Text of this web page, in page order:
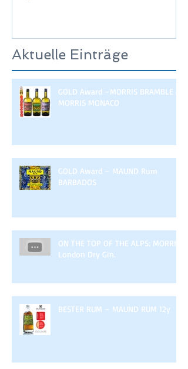
Aktuelle Einträge
GOLD Award –MORRIS BRAMBLE &
MORRIS MONACO
GOLD Award – MAUND Rum
BARBADOS
ON THE TOP OF THE ALPS: MORRIS
London Dry Gin.
BESTER RUM – MAUND RUM 12y